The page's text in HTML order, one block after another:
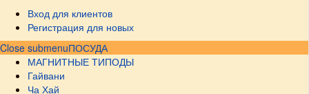
Вход для клиентов
Регистрация для новых
Close submenuПОСУДА
МАГНИТНЫЕ ТИПОДЫ
Гайвани
Ча Хай